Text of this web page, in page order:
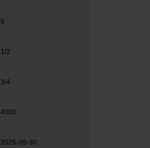
8
1/2
3/4
4000
2026-09-30